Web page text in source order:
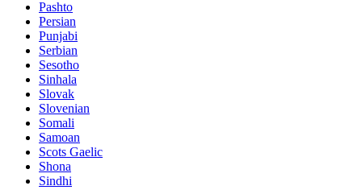
Pashto
Persian
Punjabi
Serbian
Sesotho
Sinhala
Slovak
Slovenian
Somali
Samoan
Scots Gaelic
Shona
Sindhi